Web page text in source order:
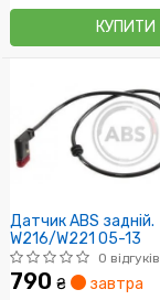
КУПИТИ
Датчик ABS задній.
W216/W221 05-13
0 відгуків
790 ₴ завтра